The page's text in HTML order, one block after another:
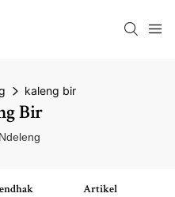
kaleng bir
Bir
Artikel